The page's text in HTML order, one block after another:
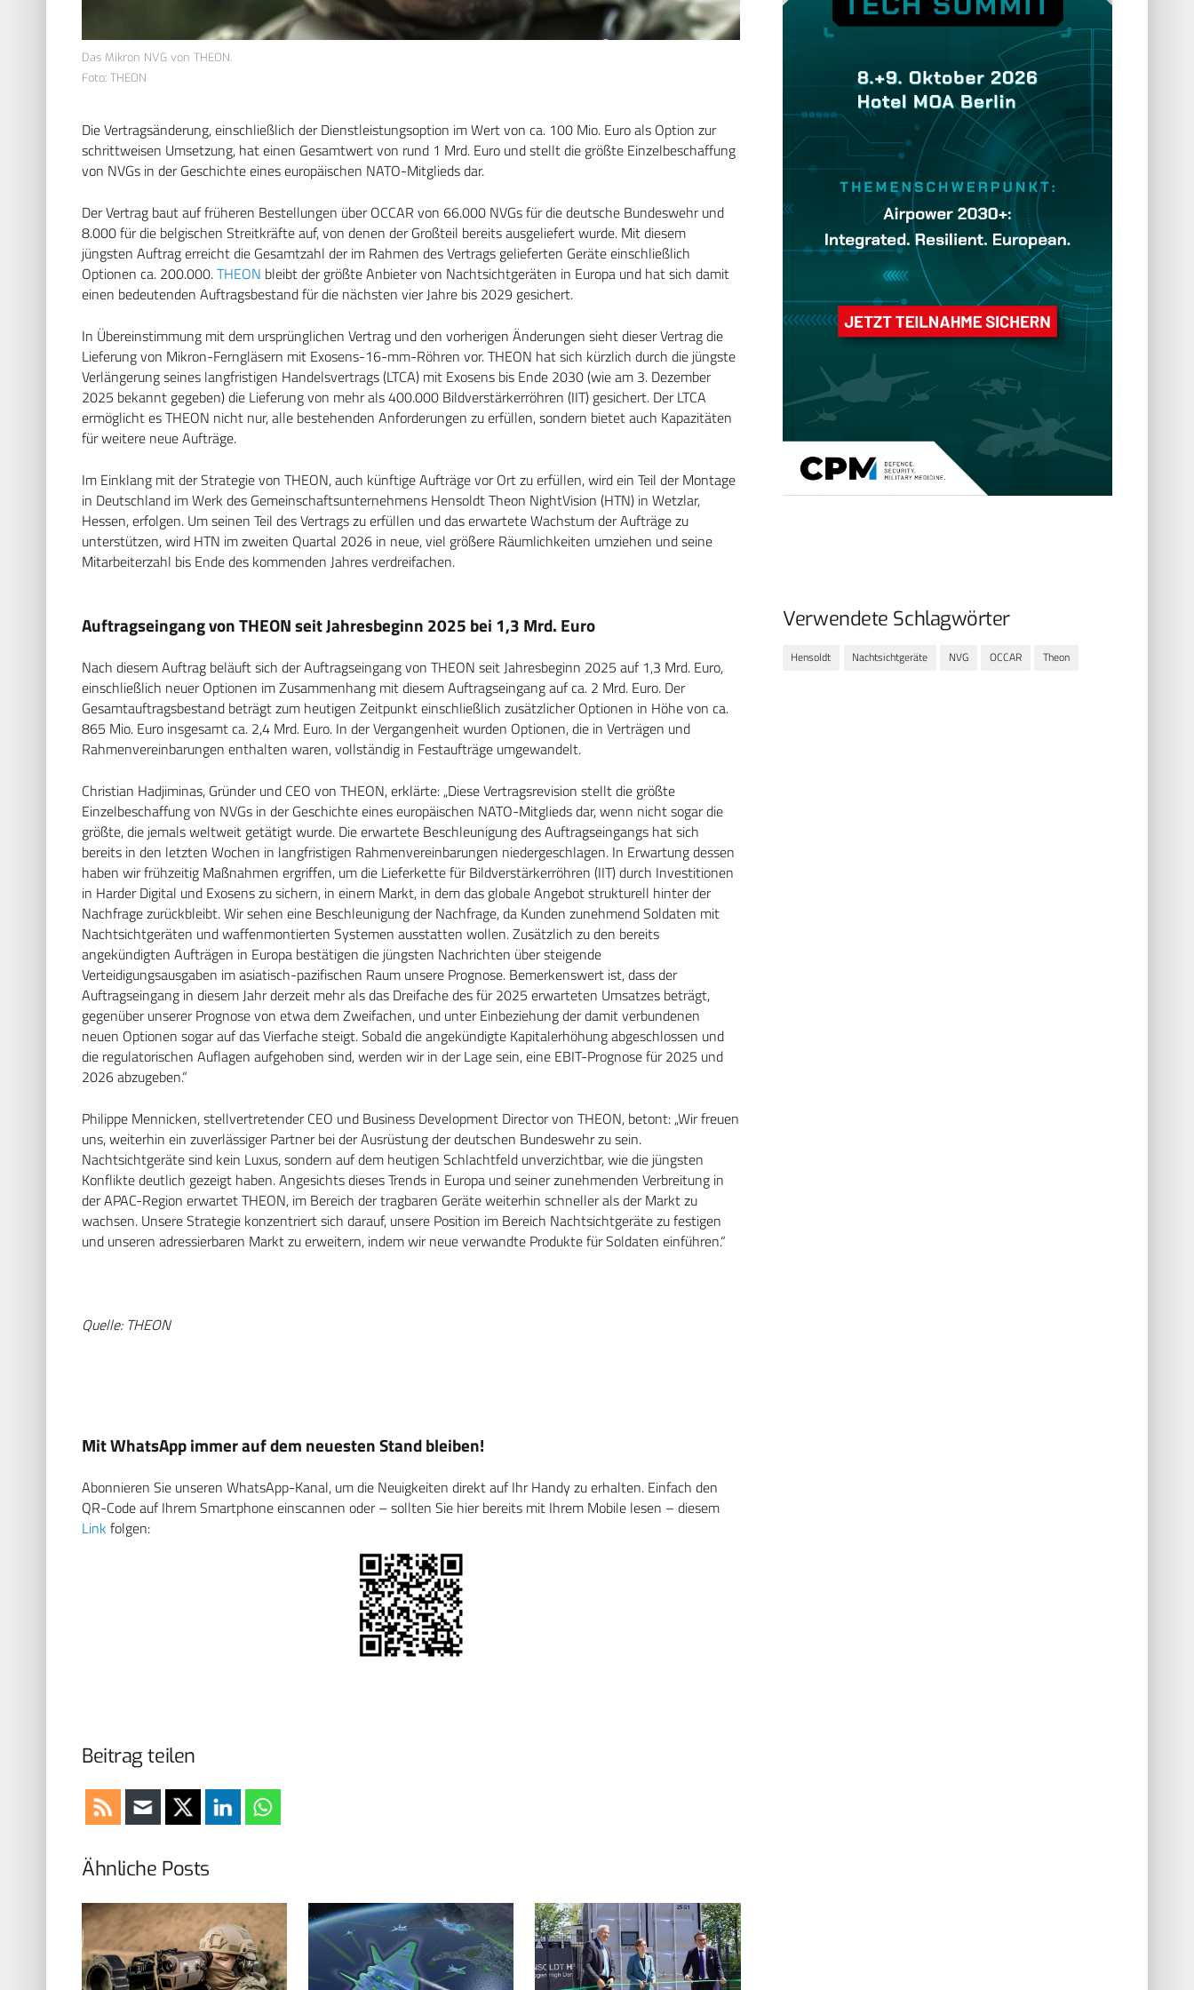
Das Mikron NVG von THEON.
Foto: THEON
Die Vertragsänderung, einschließlich der Dienstleistungsoption im Wert von ca. 100 Mio. Euro als Option zur
schrittweisen Umsetzung, hat einen Gesamtwert von rund 1 Mrd. Euro und stellt die größte Einzelbeschaffung
von NVGs in der Geschichte eines europäischen NATO-Mitglieds dar.
Der Vertrag baut auf früheren Bestellungen über OCCAR von 66.000 NVGs für die deutsche Bundeswehr und
8.000 für die belgischen Streitkräfte auf, von denen der Großteil bereits ausgeliefert wurde. Mit diesem
jüngsten Auftrag erreicht die Gesamtzahl der im Rahmen des Vertrags gelieferten Geräte einschließlich
Optionen ca. 200.000.THEON bleibt der größte Anbieter von Nachtsichtgeräten in Europa und hat sich damit
einen bedeutenden Auftragsbestand für die nächsten vier Jahre bis 2029 gesichert.
In Übereinstimmung mit dem ursprünglichen Vertrag und den vorherigen Änderungen sieht dieser Vertrag die
Lieferung von Mikron-Ferngläsern mit Exosens-16-mm-Röhren vor. THEON hat sich kürzlich durch die jüngste
Verlängerung seines langfristigen Handelsvertrags (LTCA) mit Exosens bis Ende 2030 (wie am 3. Dezember
2025 bekannt gegeben) die Lieferung von mehr als 400.000 Bildverstärkerröhren (IIT) gesichert. Der LTCA
ermöglicht es THEON nicht nur, alle bestehenden Anforderungen zu erfüllen, sondern bietet auch Kapazitäten
für weitere neue Aufträge.
Im Einklang mit der Strategie von THEON, auch künftige Aufträge vor Ort zu erfüllen, wird ein Teil der Montage
in Deutschland im Werk des Gemeinschaftsunternehmens Hensoldt Theon NightVision (HTN) in Wetzlar,
Hessen, erfolgen. Um seinen Teil des Vertrags zu erfüllen und das erwartete Wachstum der Aufträge zu
unterstützen, wird HTN im zweiten Quartal 2026 in neue, viel größere Räumlichkeiten umziehen und seine
Mitarbeiterzahl bis Ende des kommenden Jahres verdreifachen.
Auftragseingang von THEON seit Jahresbeginn 2025 bei 1,3 Mrd. Euro
Nach diesem Auftrag beläuft sich der Auftragseingang von THEON seit Jahresbeginn 2025 auf 1,3 Mrd. Euro,
einschließlich neuer Optionen im Zusammenhang mit diesem Auftragseingang auf ca. 2 Mrd. Euro. Der
Gesamtauftragsbestand beträgt zum heutigen Zeitpunkt einschließlich zusätzlicher Optionen in Höhe von ca.
865 Mio. Euro insgesamt ca. 2,4 Mrd. Euro. In der Vergangenheit wurden Optionen, die in Verträgen und
Rahmenvereinbarungen enthalten waren, vollständig in Festaufträge umgewandelt.
Christian Hadjiminas, Gründer und CEO von THEON, erklärte: „Diese Vertragsrevision stellt die größte
Einzelbeschaffung von NVGs in der Geschichte eines europäischen NATO-Mitglieds dar, wenn nicht sogar die
größte, die jemals weltweit getätigt wurde. Die erwartete Beschleunigung des Auftragseingangs hat sich
bereits in den letzten Wochen in langfristigen Rahmenvereinbarungen niedergeschlagen. In Erwartung dessen
haben wir frühzeitig Maßnahmen ergriffen, um die Lieferkette für Bildverstärkerröhren (IIT) durch Investitionen
in Harder Digital und Exosens zu sichern, in einem Markt, in dem das globale Angebot strukturell hinter der
Nachfrage zurückbleibt. Wir sehen eine Beschleunigung der Nachfrage, da Kunden zunehmend Soldaten mit
Nachtsichtgeräten und waffenmontierten Systemen ausstatten wollen. Zusätzlich zu den bereits
angekündigten Aufträgen in Europa bestätigen die jüngsten Nachrichten über steigende
Verteidigungsausgaben im asiatisch-pazifischen Raum unsere Prognose. Bemerkenswert ist, dass der
Auftragseingang in diesem Jahr derzeit mehr als das Dreifache des für 2025 erwarteten Umsatzes beträgt,
gegenüber unserer Prognose von etwa dem Zweifachen, und unter Einbeziehung der damit verbundenen
neuen Optionen sogar auf das Vierfache steigt. Sobald die angekündigte Kapitalerhöhung abgeschlossen und
die regulatorischen Auflagen aufgehoben sind, werden wir in der Lage sein, eine EBIT-Prognose für 2025 und
2026 abzugeben.“
Philippe Mennicken, stellvertretender CEO und Business Development Director von THEON, betont: „Wir freuen
uns, weiterhin ein zuverlässiger Partner bei der Ausrüstung der deutschen Bundeswehr zu sein.
Nachtsichtgeräte sind kein Luxus, sondern auf dem heutigen Schlachtfeld unverzichtbar, wie die jüngsten
Konflikte deutlich gezeigt haben. Angesichts dieses Trends in Europa und seiner zunehmenden Verbreitung in
der APAC-Region erwartet THEON, im Bereich der tragbaren Geräte weiterhin schneller als der Markt zu
wachsen. Unsere Strategie konzentriert sich darauf, unsere Position im Bereich Nachtsichtgeräte zu festigen
und unseren adressierbaren Markt zu erweitern, indem wir neue verwandte Produkte für Soldaten einführen.“
Quelle: THEON
Mit WhatsApp immer auf dem neuesten Stand bleiben!
Abonnieren Sie unseren WhatsApp-Kanal, um die Neuigkeiten direkt auf Ihr Handy zu erhalten. Einfach den
QR-Code auf Ihrem Smartphone einscannen oder – sollten Sie hier bereits mit Ihrem Mobile lesen – diesem
Link folgen:
Beitrag teilen
Verwendete Schlagwörter
Hensoldt Nachtsichtgeräte NVG OCCAR Theon
Ähnliche Posts